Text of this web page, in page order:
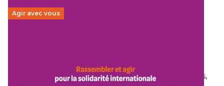
Agir avec vous
Le secteur humanitaire connaît des difficultés profondes,